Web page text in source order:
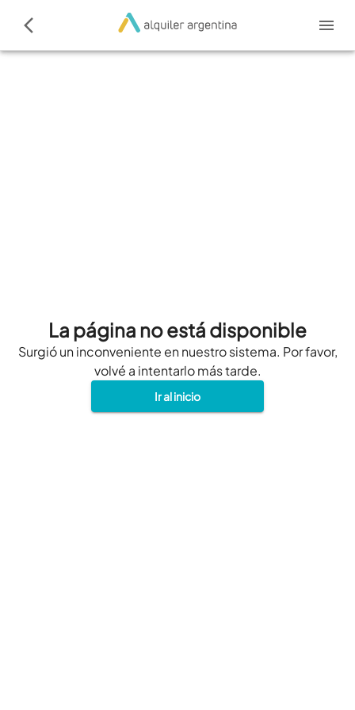
La página no está disponible
Surgió un inconveniente en nuestro sistema. Por favor,
volvé a intentarlo más tarde.
Ir al inicio